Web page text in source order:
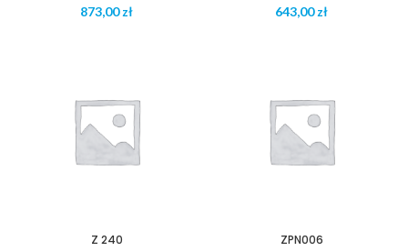
zł
zł
Z 240
ZPN006